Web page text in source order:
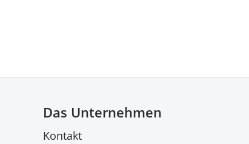
Das Unternehmen
Kontakt